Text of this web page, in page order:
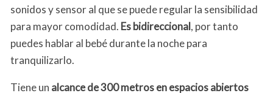
sonidos y sensor al que se puede regular la sensibilidad
para mayor comodidad. Es bidireccional, por tanto
puedes hablar al bebé durante la noche para
tranquilizarlo.
Tiene un alcance de 300 metros en espacios abiertos